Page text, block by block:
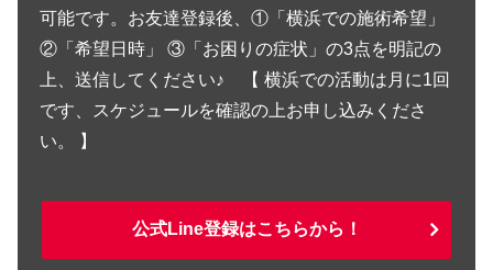
可能です。お友達登録後、①「横浜での施術希望」
②「希望日時」 ③「お困りの症状」の3点を明記の
上、送信してください♪ 【 横浜での活動は月に1回
です、スケジュールを確認の上お申し込みくださ
い。 】
公式Line登録はこちらから！